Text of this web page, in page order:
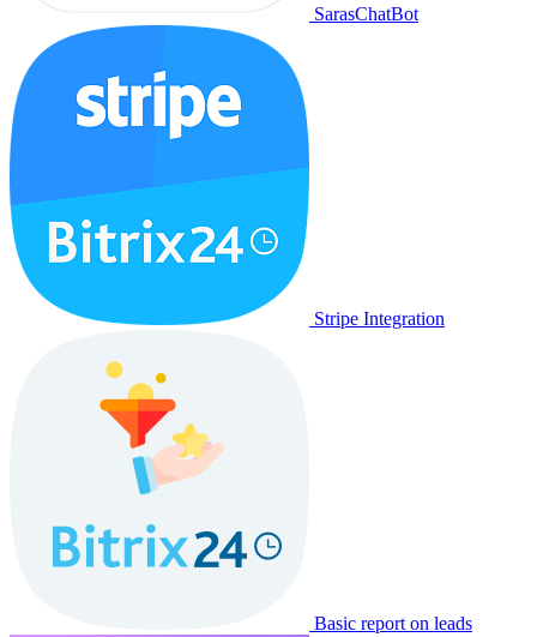
SarasChatBot
Stripe Integration
Basic report on leads